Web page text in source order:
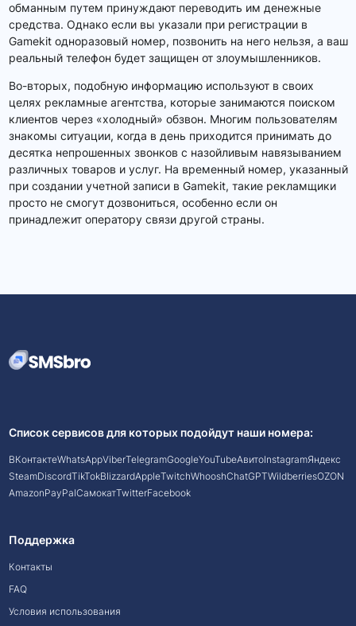
обманным путем принуждают переводить им денежные
средства. Однако если вы указали при регистрации в
Gamekit одноразовый номер, позвонить на него нельзя, а ваш
реальный телефон будет защищен от злоумышленников.
Во-вторых, подобную информацию используют в своих
целях рекламные агентства, которые занимаются поиском
клиентов через «холодный» обзвон. Многим пользователям
знакомы ситуации, когда в день приходится принимать до
десятка непрошенных звонков с назойливым навязыванием
различных товаров и услуг. На временный номер, указанный
при создании учетной записи в Gamekit, такие рекламщики
просто не смогут дозвониться, особенно если он
принадлежит оператору связи другой страны.
Список сервисов для которых подойдут наши номера:
ВКонтактеWhatsAppViberTelegramGoogleYouTubeАвитоInstagramЯндекс
SteamDiscordTikTokBlizzardAppleTwitchWhooshChatGPTWildberriesOZON
AmazonPayPalСамокатTwitterFacebook
Поддержка
Контакты
FAQ
Условия использования